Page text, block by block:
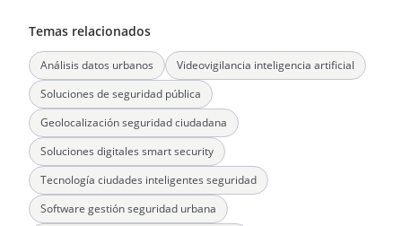
Temas relacionados
Análisis datos urbanos
Videovigilancia inteligencia artificial
Soluciones de seguridad pública
Geolocalización seguridad ciudadana
Soluciones digitales smart security
Tecnología ciudades inteligentes seguridad
Software gestión seguridad urbana